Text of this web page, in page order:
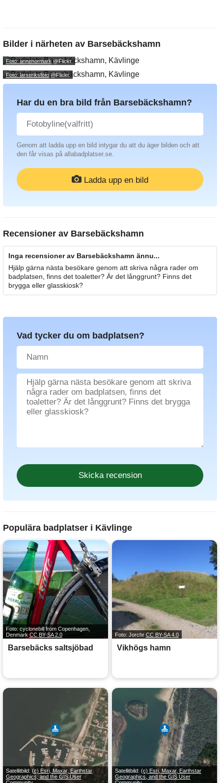
Bilder i närheten av Barsebäckshamn
Foto: annenormark@Flickr.
Foto: larseriksfoto@Flickr.
Har du en bra bild från Barsebäckshamn?
Genom att ladda upp en bild intygar du att du äger bilden och att
den får visas på allabadplatser.se.
Ladda upp en bild
Recensioner av Barsebäckshamn
Inga recensioner av Barsebäckshamn ännu...
Hjälp gärna nästa besökare genom att skriva några rader om
badplatsen, finns det toaletter? Är det långgrunt? Finns det
brygga eller glasskiosk?
Vad tycker du om badplatsen?
Populära badplatser i Kävlinge
Foto: cyclonebill from Copenhagen,
Denmark CC BY-SA 2.0
Barsebäcks saltsjöbad
Foto: Jorchr CC BY-SA 4.0
Vikhögs hamn
Satellitbild:(c) Esri, Maxar, Earthstar
Geographics, and the GIS User
Satellitbild: (c) Esri, Maxar, Earthstar
Geographics, and the GIS User